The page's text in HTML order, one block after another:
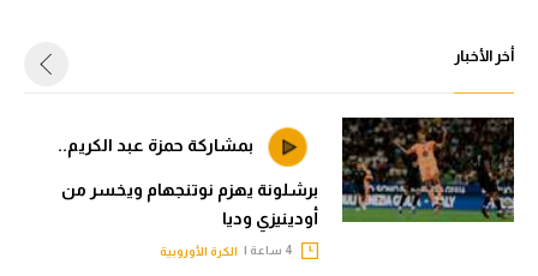
أخر الأخبار
بمشاركة حمزة عبد الكريم..
برشلونة يهزم نوتنجهام ويخسر من
أودينيزي وديا
الكرة الأوروبية